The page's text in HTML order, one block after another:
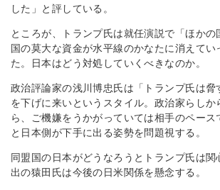
した」と評している。
ところが、トランプ氏は就任演説で「ほかの
国の莫大な資金が水平線のかなたに消えてい
た。日本はどう対処していくべきなのか。
政治評論家の浅川博忠氏は「トランプ氏は脅
を下げに来いというスタイル。政治家らしか
ら、ご機嫌をうかがっていては相手のペース
と日本側が下手に出る姿勢を問題視する。
同盟国の日本がどうなろうとトランプ氏は関
出の猿田氏は今後の日米関係を懸念する。